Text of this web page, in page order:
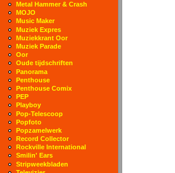
Metal Hammer & Crash
MOJO
Music Maker
Muziek Expres
Muziekkrant Oor
Muziek Parade
Oor
Oude tijdschriften
Panorama
Penthouse
Penthouse Comix
PEP
Playboy
Pop-Telescoop
Popfoto
Popzamelwerk
Record Collector
Rockville International
Smilin' Ears
Stripweekbladen